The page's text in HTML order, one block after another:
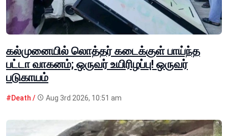
கல்முனையில் லொத்தர் கடைக்குள் பாய்ந்த
பட்டா வாகனம்; ஒருவர் உயிரிழப்பு! ஒருவர்
படுகாயம்
#Death / Aug 3rd 2026, 10:51 am